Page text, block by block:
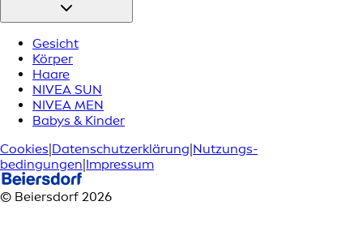
Gesicht
Körper
Haare
NIVEA SUN
NIVEA MEN
Babys & Kinder
Cookies Datenschutzerklärung Nutzungs­
bedingungen Impressum
© Beiersdorf 2026